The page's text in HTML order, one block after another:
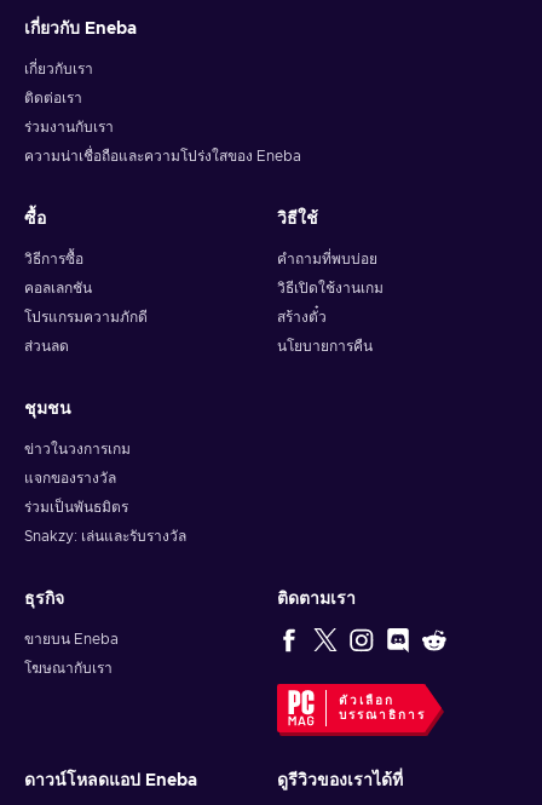
redeem your whole voucher at once. Once you’ve done that,
you should give it up to 30 minutes for your cryptocurrency
to arrive in your wallet. After that, you can use your new
wallet balance as you like.
เกี่ยวกับ Eneba
เกี่ยวกับเรา
ติดต่อเรา
ร่วมงานกับเรา
ความน่าเชื่อถือและความโปร่งใสของ Eneba
ซื้อ
วิธีการซื้อ
คอลเลกชัน
โปรแกรมความภักดี
ส่วนลด
วิธีใช้
คำถามที่พบบ่อย
วิธีเปิดใช้งานเกม
สร้างตั๋ว
นโยบายการคืน
ชุมชน
ข่าวในวงการเกม
แจกของรางวัล
ร่วมเป็นพันธมิตร
Snakzy: เล่นและรับรางวัล
ธุรกิจ
ขายบน Eneba
โฆษณากับเรา
ติดตามเรา
ตัวเลือก
บรรณาธิการ
ดาวน์โหลดแอป Eneba ดูรีวิวของเราได้ที่